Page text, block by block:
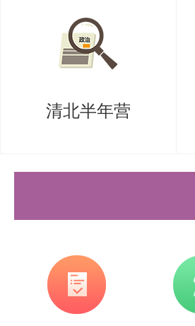
原件和“台湾居民
原件；
（2）申请硕士生
件。应届毕业生须
历者，还须提交中
报告，应届生应在
清北半年营